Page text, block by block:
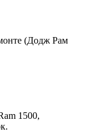
(Додж Рам
1500,